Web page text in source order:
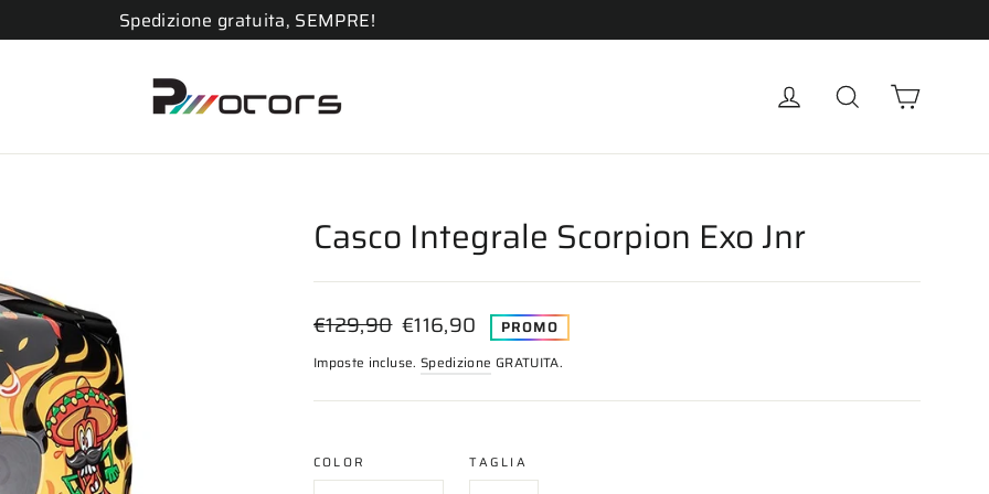
Spedizione gratuita, SEMPRE!
Accedi Cerca
Casco Integrale Scorpion Exo Jnr
Prezzo
listino
€129,90 Prezzo
€116,90 PROMO
Imposte incluse. Spedizione GRATUITA.
COLOR TAGLIA